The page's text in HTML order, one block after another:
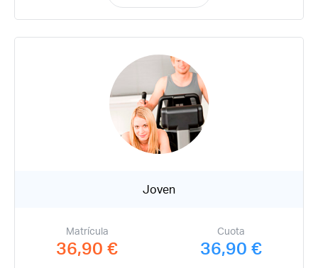
Joven
Matrícula
36,90 €
Cuota
36,90 €